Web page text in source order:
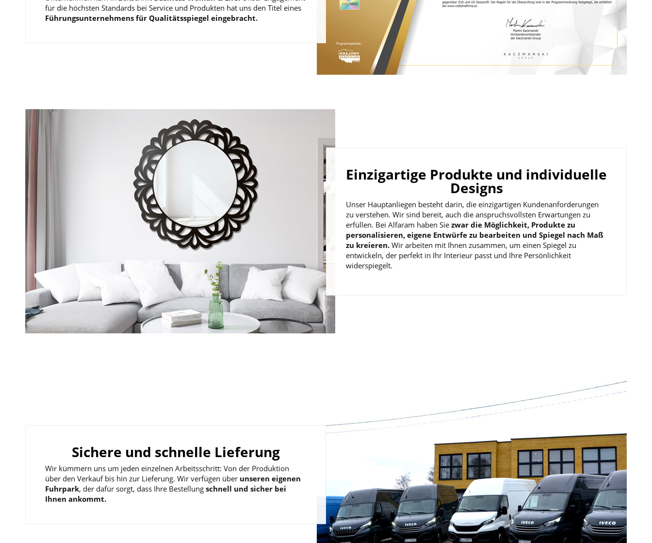
für die höchsten Standards bei Service und Produkten hat uns den Titel eines
Führungsunternehmens für Qualitätsspiegel eingebracht.
Einzigartige Produkte und individuelle
Designs
Unser Hauptanliegen besteht darin, die einzigartigen Kundenanforderungen
zu verstehen. Wir sind bereit, auch die anspruchsvollsten Erwartungen zu
erfüllen. Bei Alfaram haben Sie zwar die Möglichkeit, Produkte zu
personalisieren, eigene Entwürfe zu bearbeiten und Spiegel nach Maß
zu kreieren. Wir arbeiten mit Ihnen zusammen, um einen Spiegel zu
entwickeln, der perfekt in Ihr Interieur passt und Ihre Persönlichkeit
widerspiegelt.
Sichere und schnelle Lieferung
Wir kümmern uns um jeden einzelnen Arbeitsschritt: Von der Produktion
über den Verkauf bis hin zur Lieferung. Wir verfügen über unseren eigenen
Fuhrpark, der dafür sorgt, dass Ihre Bestellung schnell und sicher bei
Ihnen ankommt.